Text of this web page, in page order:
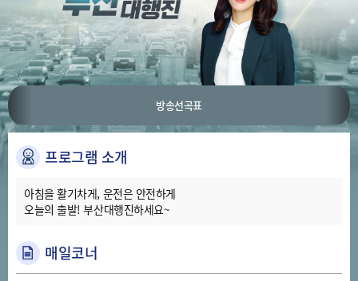
방송선곡표
프로그램 소개
아침을 활기차게, 운전은 안전하게
오늘의 출발! 부산대행진하세요~
매일코너